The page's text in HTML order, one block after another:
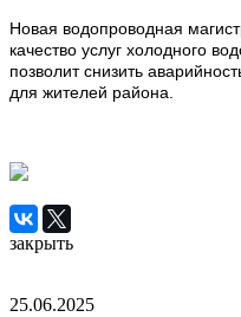
Новая водопроводная
качество услуг холодного
позволит снизить
для жителей района.
закрыть
25.06.2025